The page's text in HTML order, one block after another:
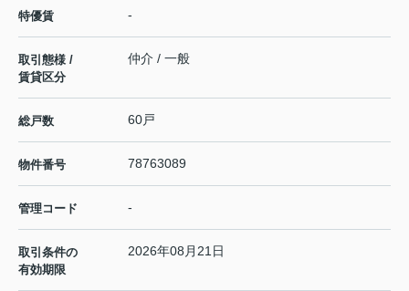
特優賃 -
取引態様 /
賃貸区分
仲介 / 一般
総戸数 60戸
物件番号 78763089
管理コード -
取引条件の
有効期限
2026年08月21日